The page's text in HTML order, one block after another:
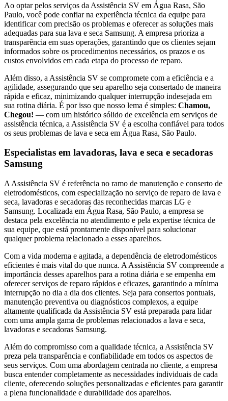
Ao optar pelos serviços da Assistência SV em Água Rasa, São
Paulo, você pode confiar na experiência técnica da equipe para
identificar com precisão os problemas e oferecer as soluções mais
adequadas para sua lava e seca Samsung. A empresa prioriza a
transparência em suas operações, garantindo que os clientes sejam
informados sobre os procedimentos necessários, os prazos e os
custos envolvidos em cada etapa do processo de reparo.
Além disso, a Assistência SV se compromete com a eficiência e a
agilidade, assegurando que seu aparelho seja consertado de maneira
rápida e eficaz, minimizando qualquer interrupção indesejada em
sua rotina diária. É por isso que nosso lema é simples: Chamou,
Chegou! — com um histórico sólido de excelência em serviços de
assistência técnica, a Assistência SV é a escolha confiável para todos
os seus problemas de lava e seca em Água Rasa, São Paulo.
Especialistas em lavadoras, lava e seca e secadoras
Samsung
A Assistência SV é referência no ramo de manutenção e conserto de
eletrodomésticos, com especialização no serviço de reparo de lava e
seca, lavadoras e secadoras das reconhecidas marcas LG e
Samsung. Localizada em Água Rasa, São Paulo, a empresa se
destaca pela excelência no atendimento e pela expertise técnica de
sua equipe, que está prontamente disponível para solucionar
qualquer problema relacionado a esses aparelhos.
Com a vida moderna e agitada, a dependência de eletrodomésticos
eficientes é mais vital do que nunca. A Assistência SV compreende a
importância desses aparelhos para a rotina diária e se empenha em
oferecer serviços de reparo rápidos e eficazes, garantindo a mínima
interrupção no dia a dia dos clientes. Seja para consertos pontuais,
manutenção preventiva ou diagnósticos complexos, a equipe
altamente qualificada da Assistência SV está preparada para lidar
com uma ampla gama de problemas relacionados a lava e seca,
lavadoras e secadoras Samsung.
Além do compromisso com a qualidade técnica, a Assistência SV
preza pela transparência e confiabilidade em todos os aspectos de
seus serviços. Com uma abordagem centrada no cliente, a empresa
busca entender completamente as necessidades individuais de cada
cliente, oferecendo soluções personalizadas e eficientes para garantir
a plena funcionalidade e durabilidade dos aparelhos.